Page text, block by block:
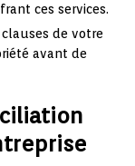
ces services.
de votre
avant de